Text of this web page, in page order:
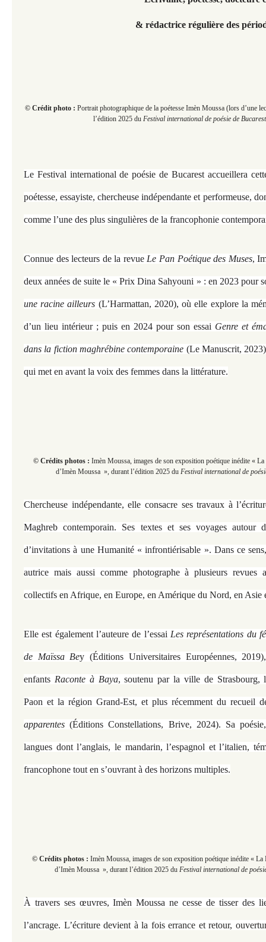
& rédactrice régulière des
© Crédit photo : Portrait photographique de la poétesse Imèn Moussa (lors d’une
l’édition 2025 du Festival international de poésie de Bucarest
Le Festival international de poésie de Bucarest accueillera
poétesse, essayiste, chercheuse indépendante et performeuse,
comme l’une des plus singulières de la francophonie
Connue des lecteurs de la revue Le Pan Poétique des Muses,
deux années de suite le « Prix Dina Sahyouni » : en 2023 pour
une racine ailleurs (L’Harmattan, 2020), où elle explore la
d’un lieu intérieur ; puis en 2024 pour son essai Genre et
dans la fiction maghrébine contemporaine (Le Manuscrit,
qui met en avant la voix des femmes dans la littérature.
© Crédits photos : Imèn Moussa, images de son exposition poétique inédite «
d’Imèn Moussa », durantl’édition 2025 du Festival international de
Chercheuse indépendante, elle consacre ses travaux à
Maghreb contemporain. Ses textes et ses voyages autour
d’invitations à une Humanité « infrontiérisable ». Dans ce
autrice mais aussi comme photographe à plusieurs revues
collectifs en Afrique, en Europe, en Amérique du Nord, en Asie
Elle est également l’auteure de l’essai Les représentations du
de Maïssa Bey (Éditions Universitaires Européennes,
enfants Raconte à Baya, soutenu par la ville de Strasbourg,
Paon et la région Grand-Est, et plus récemment du recueil
apparentes(Éditions Constellations, Brive, 2024). Sa
langues dont l’anglais, le mandarin, l’espagnol et l’italien,
francophone tout en s’ouvrant à des horizons multiples.
© Crédits photos : Imèn Moussa, images de son exposition poétique inédite « La
d’Imèn Moussa », durantl’édition 2025 du Festival international de
À travers ses œuvres, Imèn Moussa ne cesse de tisser des
l’ancrage. L’écriture devient à la fois errance et retour,